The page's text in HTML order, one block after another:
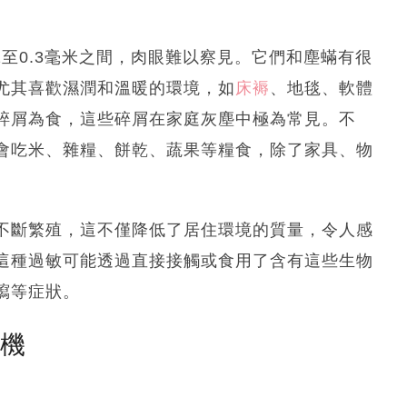
0.3毫米之間，肉眼難以察見。它們和塵蟎有很
其喜歡濕潤和溫暖的環境，如 床褥 、地毯、軟體
為食，這些碎屑在家庭灰塵中極為常見。不
米、雜糧、餅乾、蔬果等糧食，除了家具、物
繁殖，這不僅降低了居住環境的質量，令人感
過敏可能透過直接接觸或食用了含有這些生物
症狀。